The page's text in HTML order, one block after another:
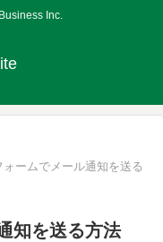
Inc.
ォームでメール通知を送る
知を送る方法